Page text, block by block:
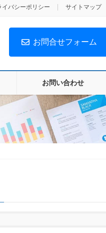
イバシーポリシー サイトマップ
お問合せフォーム
お問い合わせ